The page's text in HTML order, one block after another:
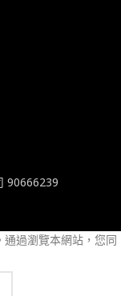
90666239
通過瀏覽本網站，您同